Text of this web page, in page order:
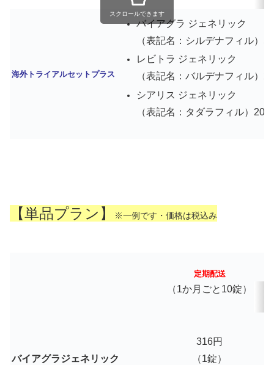
海外トライアルセットプラス
バイアグラ ジェネリック
（表記名：シルデナフィル）
レビトラ ジェネリック
（表記名：バルデナフィル）
シアリス ジェネリック
（表記名：タダラフィル）
スクロールできます
【単品プラン】 ※一例です・価格は税込み
定期配送
（1か月ごと10錠）
バイアグラジェネリック
316円
（1錠）